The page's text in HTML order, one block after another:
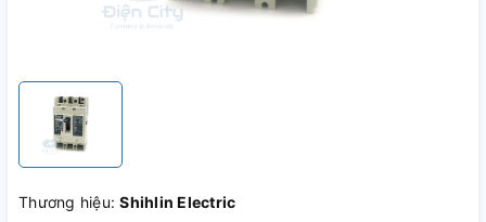
Thương hiệu:Shihlin Electric